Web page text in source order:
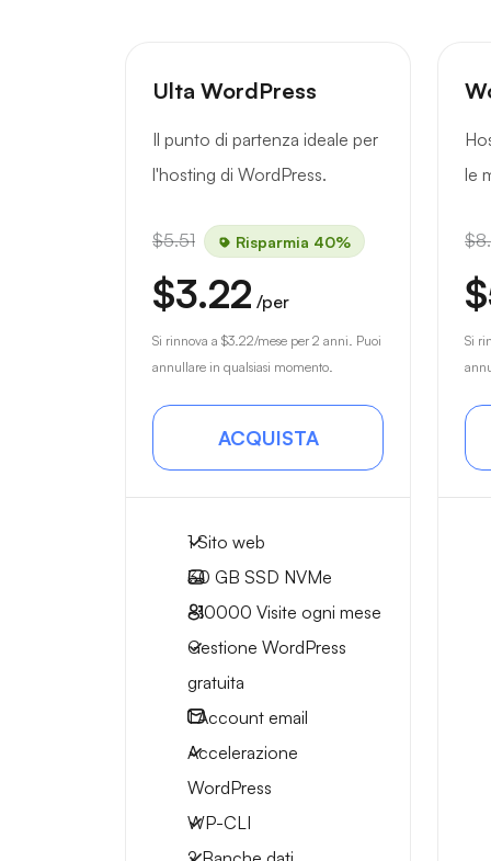
Ulta WordPress
Il punto di partenza ideale per
l'hosting di WordPress.
$5.51 Risparmia 40%
$3.22 /per
Si rinnova a $3.22/mese per 2 anni. Puoi
annullare in qualsiasi momento.
ACQUISTA
1 Sito web
30 GB SSD NVMe
~10000 Visite ogni mese
Gestione WordPress
gratuita
1Account email
Accelerazione
WordPress
WP-CLI
le
Si